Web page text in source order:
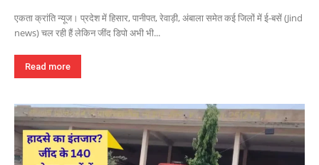
एकता क्रांति न्यूज। प्रदेश में हिसार, पानीपत, रेवाड़ी, अंबाला समेत कई जिलों में ई-बसें (Jind
news) चल रही हैं लेकिन जींद डिपो अभी भी...
Read more